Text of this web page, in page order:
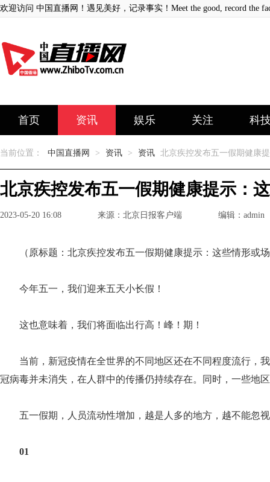
欢迎访问 中国直播网！遇见美好，记录事实！Meet the good, record the
首页 资讯 娱乐 关注 科
当前位置： 中国直播网 > 资讯 > 资讯 北京疾控发布五一假期健康
北京疾控发布五一假期健康提示：
2023-05-20 16:08 来源：北京日报客户端 编辑：admin
（原标题：北京疾控发布五一假期健康提示：这些情形或
今年五一，我们迎来五天小长假！
这也意味着，我们将面临出行高！峰！期！
当前，新冠疫情在全世界的不同地区还在不同程度流行，
冠病毒并未消失，在人群中的传播仍持续存在。同时，一些地
五一假期，人员流动性增加，越是人多的地方，越不能忽
01